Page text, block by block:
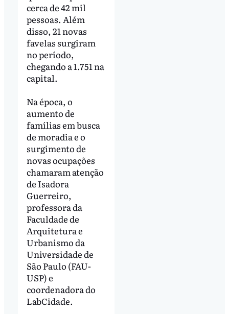
cerca de 42 mil
pessoas. Além
disso, 21 novas
favelas surgiram
no período,
chegando a 1.751 na
capital.
Na época, o
aumento de
famílias em busca
de moradia e o
surgimento de
novas ocupações
chamaram atenção
de Isadora
Guerreiro,
professora da
Faculdade de
Arquitetura e
Urbanismo da
Universidade de
São Paulo (FAU-
USP) e
coordenadora do
LabCidade.